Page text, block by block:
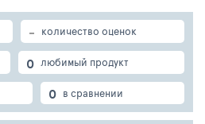
- количество оценок
0 любимый продукт
0 в сравнении